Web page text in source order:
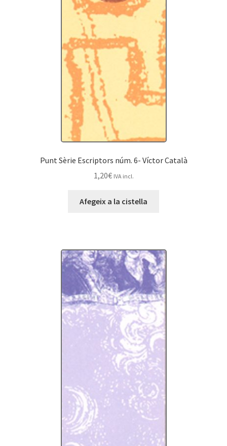
Punt Sèrie Escriptors núm. 6- Víctor Català
1,20€ IVA incl.
Afegeix a la cistella